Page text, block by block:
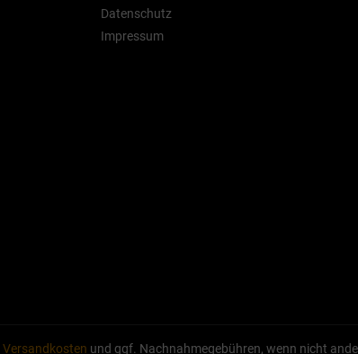
Datenschutz
Impressum
Versandkosten und ggf. Nachnahmegebühren, wenn nicht